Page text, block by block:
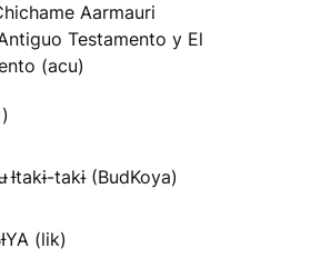
Aarmauri
Testamento y El
(acu)
takɨ (BudKoya)
(lik)